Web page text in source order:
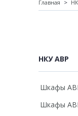
Главная
НКУ АВР
Шкафы
Шкафы